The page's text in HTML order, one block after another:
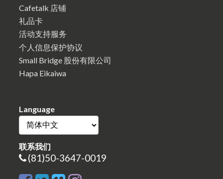
Cafetalk 店铺
礼品卡
活动支持服务
个人信息保护协议
Small Bridge 股份有限公司
Hapa Eikaiwa
Language
联系我们
(81)50-3647-0019